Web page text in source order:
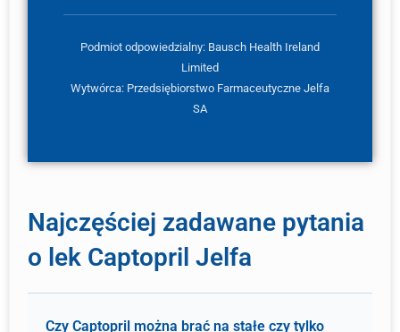
Podmiot odpowiedzialny: Bausch Health Ireland
Limited
Wytwórca: Przedsiębiorstwo Farmaceutyczne Jelfa
SA
Najczęściej zadawane pytania
o lek Captopril Jelfa
Czy Captopril można brać na stałe czy tylko